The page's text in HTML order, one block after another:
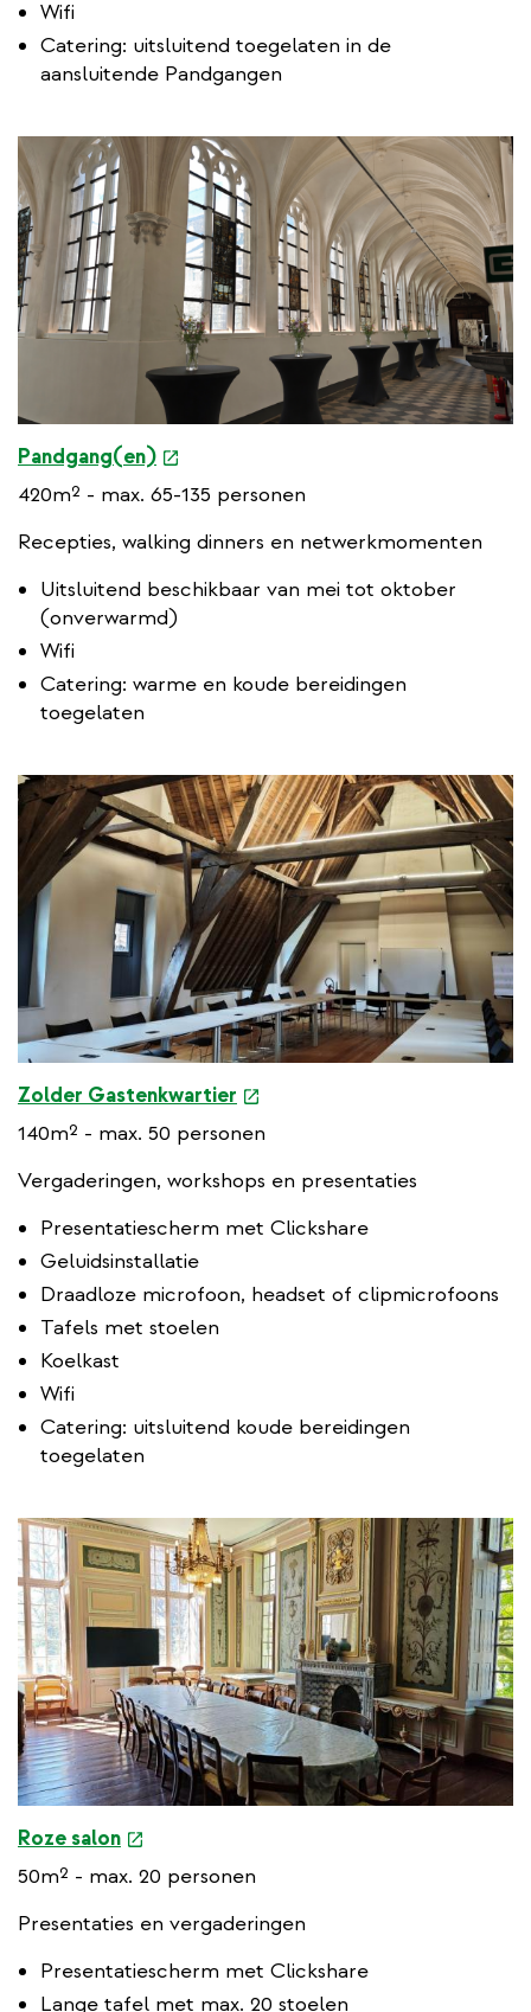
k
Wifi
Catering: uitsluitend toegelaten in de
aansluitende Pandgangen
Pandgang(en)
e
x
e
n
l
l
k
420m² - max. 65-135 personen
Recepties, walking dinners en netwerkmomenten
Uitsluitend beschikbaar van mei tot oktober
(onverwarmd)
Wifi
Catering: warme en koude bereidingen
toegelaten
Zolder Gastenkwartier
e
x
e
n
a
l
l
k
140m² - max. 50 personen
Vergaderingen, workshops en presentaties
Presentatiescherm met Clickshare
Geluidsinstallatie
Draadloze microfoon, headset of clipmicrofoons
Tafels met stoelen
Koelkast
Wifi
Catering: uitsluitend koude bereidingen
toegelaten
Roze salon
e
x
e
n
50m² - max. 20 personen
Presentaties en vergaderingen
Presentatiescherm met Clickshare
Lange tafel met max. 20 stoelen